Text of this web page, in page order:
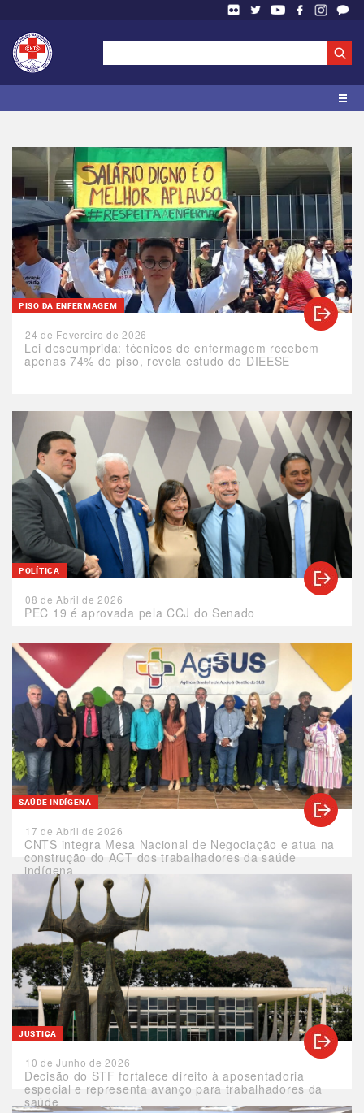
Lei descumprida: técnicos de enfermagem recebem
apenas 74% do piso, revela estudo do DIEESE
PISO DA ENFERMAGEM
24 de Fevereiro de 2026
PEC 19 é aprovada pela CCJ do Senado
POLÍTICA
08 de Abril de 2026
CNTS integra Mesa Nacional de Negociação e atua na
construção do ACT dos trabalhadores da saúde
indígena
SAÚDE INDÍGENA
17 de Abril de 2026
Decisão do STF fortalece direito à aposentadoria
especial e representa avanço para trabalhadores da
saúde
JUSTIÇA
10 de Junho de 2026